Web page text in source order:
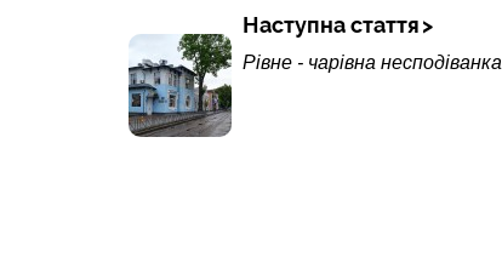
Наступна стаття
Рівне - чарівна несподіванка